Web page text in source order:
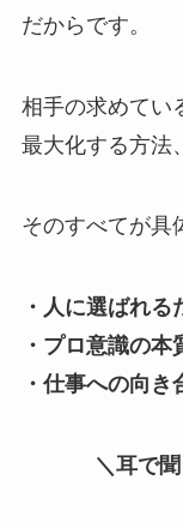
だからです。
相手の求めてい
最大化する方法
そのすべてが具
・人に選ばれ
・プロ意識の
・仕事への向
＼耳で